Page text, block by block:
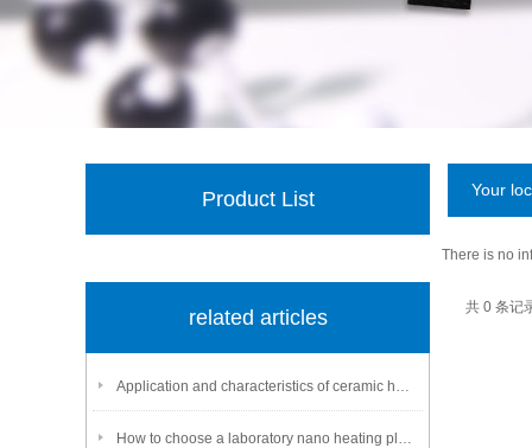
Product List
related articles
Application and characteristics of ceramic heating plate
How to choose a laboratory nano heating plate
Your
There is no
共 0 条记